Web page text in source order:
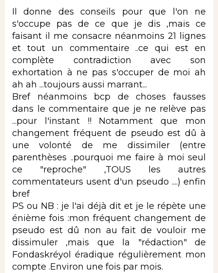
Il donne des conseils pour que l'on ne
s'occupe pas de ce que je dis ,mais ce
faisant il me consacre néanmoins 21 lignes
et tout un commentaire ..ce qui est en
complète contradiction avec son
exhortation à ne pas s'occuper de moi ah
ah ah ...toujours aussi marrant...
Bref néanmoins bcp de choses fausses
dans le commentaire que je ne relève pas
...pour l'instant !! Notamment que mon
changement fréquent de pseudo est dû à
une volonté de me dissimiler (entre
parenthèses ..pourquoi me faire à moi seul
ce "reproche" ,TOUS les autres
commentateurs usent d'un pseudo ....) enfin
bref
PS ou NB : je l'ai déjà dit et je le répète une
énième fois :mon fréquent changement de
pseudo est dû non au fait de vouloir me
dissimuler ,mais que la "rédaction" de
Fondaskréyol éradique régulièrement mon
compte .Environ une fois par mois.